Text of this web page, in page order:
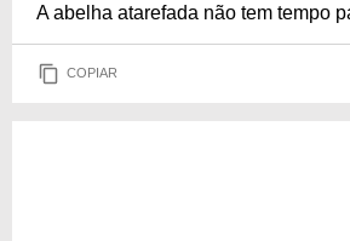
A abelha atarefada não tem tempo
COPIAR